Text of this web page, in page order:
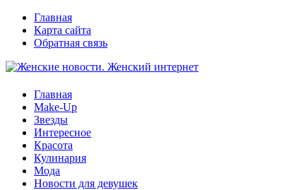
Главная
Карта сайта
Обратная связь
Главная
Make-Up
Звезды
Интересное
Красота
Кулинария
Мода
Новости для девушек